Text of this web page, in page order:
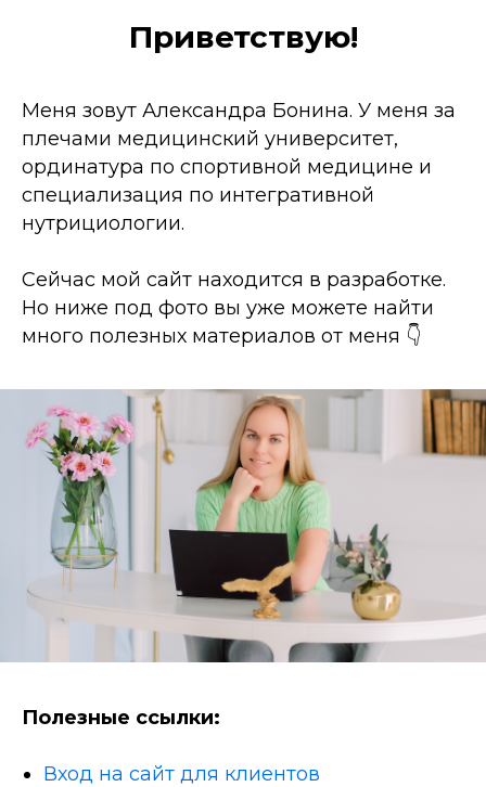
Приветствую!
Меня зовут Александра Бонина. У меня за
плечами медицинский университет,
ординатура по спортивной медицине и
специализация по интегративной
нутрициологии.
Сейчас мой сайт находится в разработке.
Но ниже под фото вы уже можете найти
много полезных материалов от меня 👇
Полезные ссылки:
Вход на сайт для клиентов